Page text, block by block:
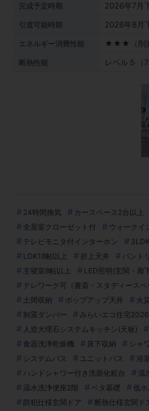
完成予定時期 2026年7月
引渡可能時期 2026年8月
エネルギー消費性能 ★★★（削減
断熱性能 レベル５（7
24時間換気 カースペース2台以上
全居室クローゼット付
ウォークイ
テレビモニタ付インターホン
3LDK
LDK18帖以上
折上天井 パント
主寝室8帖以上
LED照明(玄関・廊
テレワーク可（書斎・スタディースペ
土間収納
ポップアップ天井 火
制震ダンパー
みらいエコ住宅
人造大理石システムキッチン(天板)
食器洗浄乾燥機
床下収納 シャ
システムバス
ユニットバス 浴
ハンドシャワー付き洗面化粧台
温
温水洗浄便座2階
ベタ基礎 低
防犯仕様玄関ドア
断熱仕様玄関ド